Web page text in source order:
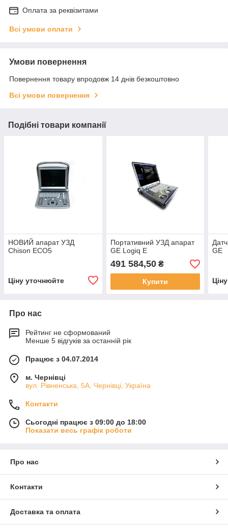
Оплата за реквізитами
Всі умови оплати
Умови повернення
Повернення товару впродовж 14 днів безкоштовно
Всі умови повернення
Подібні товари компанії
НОВИЙ апарат УЗД
Chison ECO5
Ціну уточнюйте
Портативний УЗД апарат
GE Logiq E
491 584,50₴
Купити
GE
Про нас
Рейтинг не сформований
Менше 5 відгуків за останній рік
Працює з 04.07.2014
м. Чернівці
вул. Рівненська, 5А, Чернівці, Україна
Контакти
Сьогодні працює з 09:00 до 18:00
Показати весь графік роботи
Про нас
Контакти
Доставка та оплата